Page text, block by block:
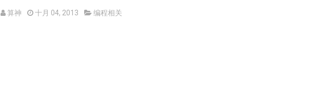
算神 十月 04, 2013 编程相关